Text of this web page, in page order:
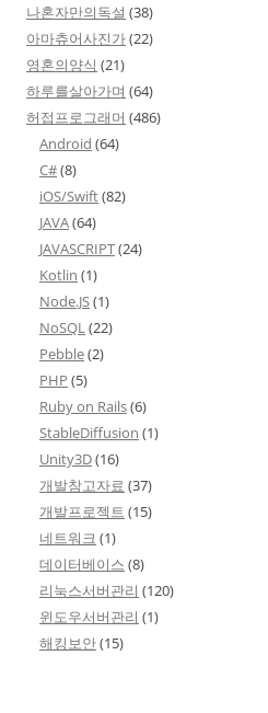
나혼자만의독설 (38)
아마츄어사진가(22)
영혼의양식 (21)
하루를살아가며 (64)
허접프로그래머 (486)
Android (64)
C#(8)
iOS/Swift(82)
JAVA(64)
JAVASCRIPT(24)
Kotlin (1)
Node.JS(1)
NoSQL(22)
Pebble(2)
PHP (5)
Ruby on Rails(6)
StableDiffusion (1)
Unity3D(16)
개발참고자료 (37)
개발프로젝트 (15)
네트워크 (1)
데이터베이스 (8)
리눅스서버관리 (120)
윈도우서버관리 (1)
해킹보안(15)